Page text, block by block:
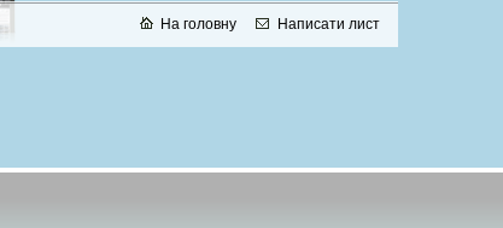
На головну Написати лист